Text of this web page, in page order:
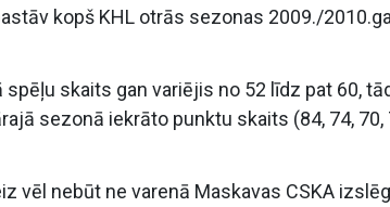
kopš KHL otrās sezonas 2009./
skaits gan variējis no 52 līdz pat 60,
sezonā iekrāto punktu skaits (84, 74, 70,
vēl nebūt ne varenā Maskavas CSKA